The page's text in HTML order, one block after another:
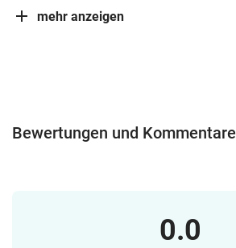
mehr anzeigen
Bewertungen und Kommentare
0.0